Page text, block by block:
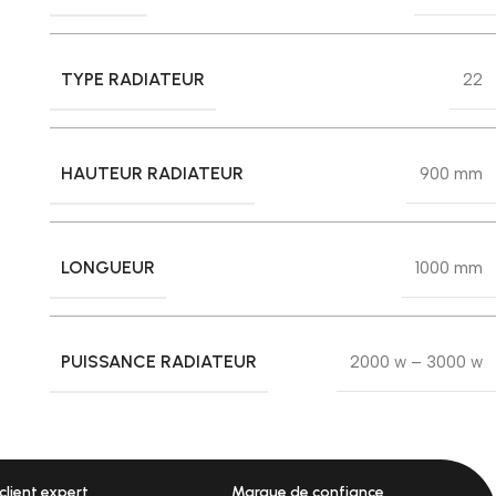
TYPE RADIATEUR 22
HAUTEUR RADIATEUR 900 mm
LONGUEUR 1000 mm
PUISSANCE RADIATEUR 2000 w – 3000 w
expert Marque de confiance